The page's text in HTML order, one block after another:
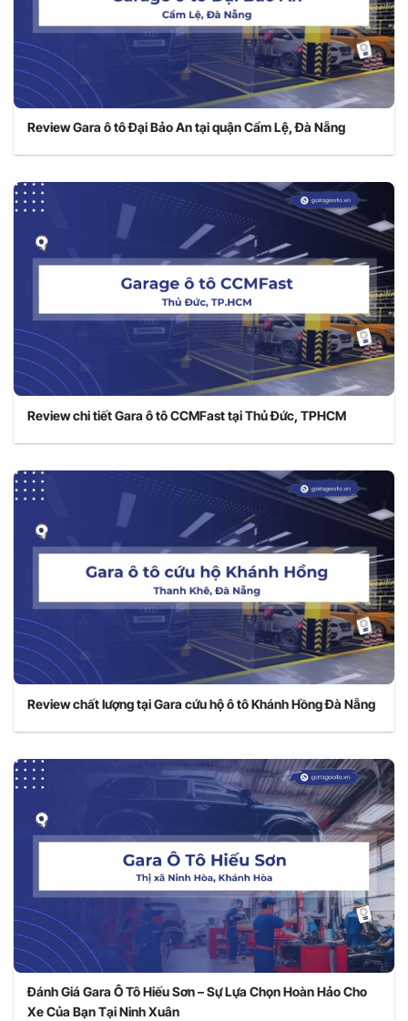
Review Gara ô tô Đại Bảo An tại quận Cẩm Lệ, Đà Nẵng
Review chi tiết Gara ô tô CCMFast tại Thủ Đức, TPHCM
Review chất lượng tại Gara cứu hộ ô tô Khánh Hồng Đà Nẵng
Đánh Giá Gara Ô Tô Hiếu Sơn – Sự Lựa Chọn Hoàn Hảo Cho
Xe Của Bạn Tại Ninh Xuân